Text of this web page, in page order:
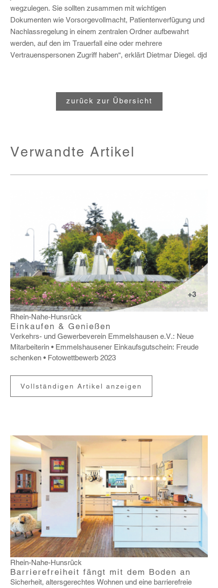
wegzulegen. Sie sollten zusammen mit wichtigen
Dokumenten wie Vorsorgevollmacht, Patientenverfügung und
Nachlassregelung in einem zentralen Ordner aufbewahrt
werden, auf den im Trauerfall eine oder mehrere
Vertrauenspersonen Zugriff haben“, erklärt Dietmar Diegel.djd
zurück zur Übersicht
Verwandte Artikel
+3
Rhein-Nahe-Hunsrück
Einkaufen & Genießen
Verkehrs- und Gewer­be­verein Emmels­hausen e.V.: Neue
Mitar­bei­terin Emmels­hau­sener Einkaufs­gut­schein: Freude
schenken Foto­wett­be­werb 2023
Vollständigen Artikel anzeigen
Rhein-Nahe-Hunsrück
Barrierefreiheit fängt mit dem Boden an
Sicher­heit, alters­ge­rechtes Wohnen und eine barrie­re­freie